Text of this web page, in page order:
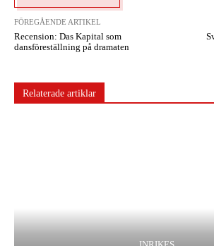
FÖREGÅENDE ARTIKEL
Recension: Das Kapital som
dansföreställning på dramaten
Relaterade artiklar